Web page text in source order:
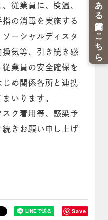
従業員に、検温、
の消毒を実施する
ーシャルディスタ
換気等、引き続き感
業員の安全確保を
め関係各所と連携
いります。
ク着用等、感染予
きお願い申し上げ
Save